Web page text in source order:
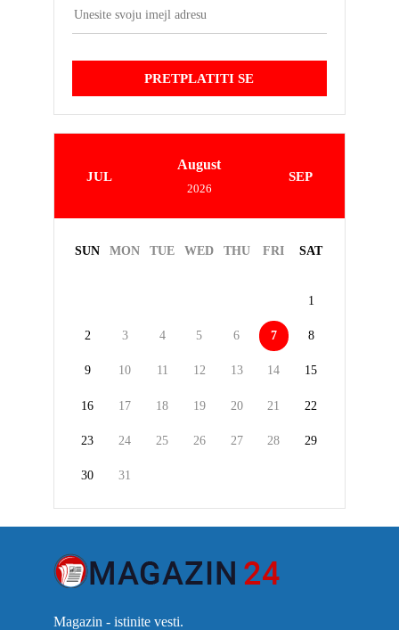
PRETPLATITI SE
JUL
August
2026
SEP
SUN MON TUE WED THU FRI SAT
1
2 3 4 5 6 7 8
9 10 11 12 13 14 15
16 17 18 19 20 21 22
23 24 25 26 27 28 29
30 31
Magazin - istinite vesti.